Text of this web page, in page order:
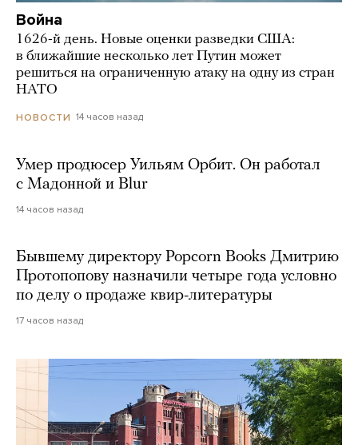
Война
1626-й день. Новые оценки разведки США:
в ближайшие несколько лет Путин может
решиться на ограниченную атаку на одну из стран
НАТО
НОВОСТИ 14 часов назад
Умер продюсер Уильям Орбит. Он работал
с Мадонной и Blur
14 часов назад
Бывшему директору Popcorn Books Дмитрию
Протопопову назначили четыре года условно
по делу о продаже квир-литературы
17 часов назад